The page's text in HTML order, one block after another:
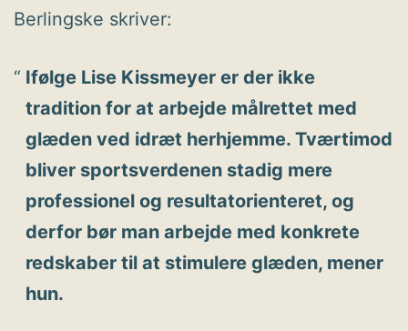
Berlingske skriver:
Ifølge Lise Kissmeyer er der ikke
tradition for at arbejde målrettet med
glæden ved idræt herhjemme. Tværtimod
bliver sportsverdenen stadig mere
professionel og resultatorienteret, og
derfor bør man arbejde med konkrete
redskaber til at stimulere glæden, mener
hun.